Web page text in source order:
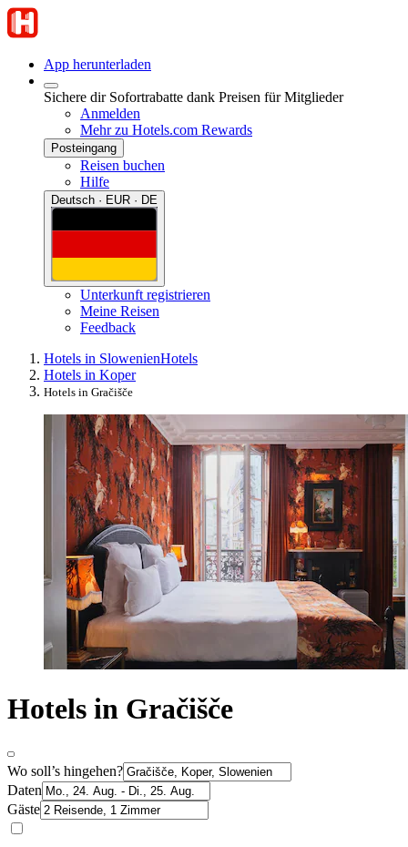
App herunterladen
Sichere dir Sofortrabatte dank Preisen für Mitglieder
Anmelden
Mehr zu Hotels.com Rewards
Posteingang
Reisen buchen
Hilfe
Deutsch · EUR · DE
Unterkunft registrieren
Meine Reisen
Feedback
Hotels in SlowenienHotels
Hotels in Koper
Hotels in Gračišče
Hotels in Gračišče
Wo soll’s hingehen?
Daten
Gäste